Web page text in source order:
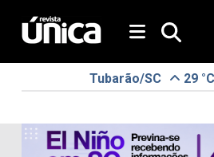
Tubarão/SC 29 °C